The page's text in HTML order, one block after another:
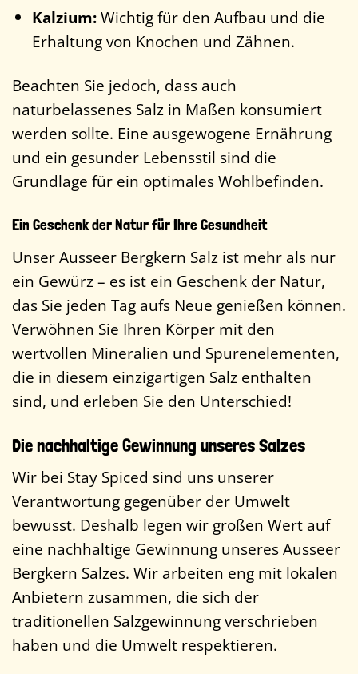
Kalzium:Wichtig für den Aufbau und die
Erhaltung von Knochen und Zähnen.
Beachten Sie jedoch, dass auch
naturbelassenes Salz in Maßen konsumiert
werden sollte. Eine ausgewogene Ernährung
und ein gesunder Lebensstil sind die
Grundlage für ein optimales Wohlbefinden.
Ein Geschenk der Natur für Ihre Gesundheit
Unser Ausseer Bergkern Salz ist mehr als nur
ein Gewürz – es ist ein Geschenk der Natur,
das Sie jeden Tag aufs Neue genießen können.
Verwöhnen Sie Ihren Körper mit den
wertvollen Mineralien und Spurenelementen,
die in diesem einzigartigen Salz enthalten
sind, und erleben Sie den Unterschied!
Die nachhaltige Gewinnung unseres Salzes
Wir bei Stay Spiced sind uns unserer
Verantwortung gegenüber der Umwelt
bewusst. Deshalb legen wir großen Wert auf
eine nachhaltige Gewinnung unseres Ausseer
Bergkern Salzes. Wir arbeiten eng mit lokalen
Anbietern zusammen, die sich der
traditionellen Salzgewinnung verschrieben
haben und die Umwelt respektieren.